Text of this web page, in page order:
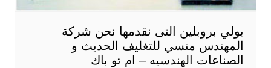
بولي بروبلين التى نقدمها نحن شركة
المهندس منسي للتغليف الحديث و
الصناعات الهندسيه – ام تو باك